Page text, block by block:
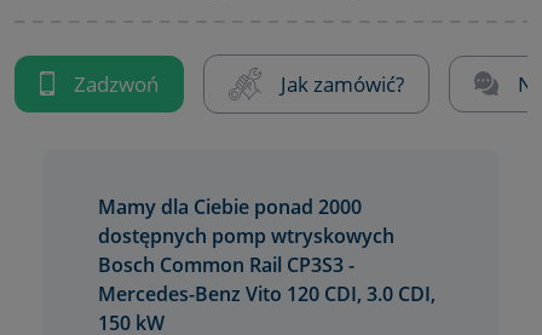
Zadzwoń Jak zamówić?
Mamy dla Ciebie ponad 2000
dostępnych pomp wtryskowych
Bosch Common Rail CP3S3 -
Mercedes-Benz Vito 120 CDI, 3.0 CDI,
150 kW